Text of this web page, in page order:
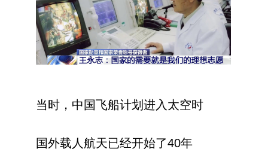
当时，中国飞船计划进入太空时
国外载人航天已经开始了40年